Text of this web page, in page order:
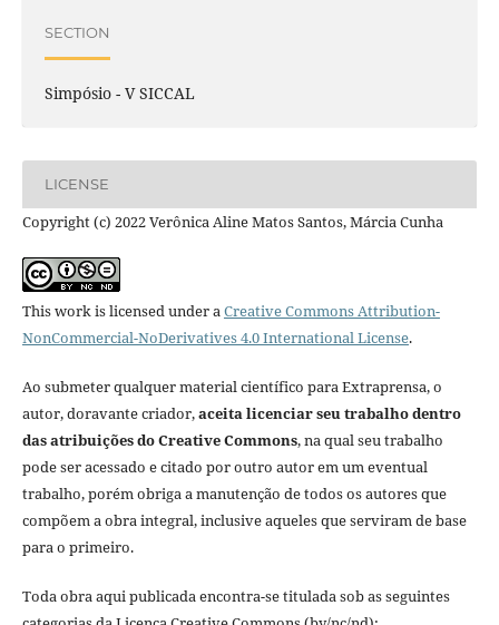
SECTION
Simpósio - V SICCAL
LICENSE
Copyright (c) 2022 Verônica Aline Matos Santos, Márcia Cunha
This work is licensed under aCreative Commons Attribution-
NonCommercial-NoDerivatives 4.0 International License.
Ao submeter qualquer material científico para Extraprensa, o
autor, doravante criador,aceita licenciar seu trabalho dentro
das atribuições do Creative Commons, na qual seu trabalho
pode ser acessado e citado por outro autor em um eventual
trabalho, porém obriga a manutenção de todos os autores que
compõem a obra integral, inclusive aqueles que serviram de base
para o primeiro.
Toda obra aqui publicada encontra-se titulada sob as seguintes